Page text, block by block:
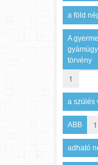
a föld
A
törvény
1
a szülés
ABB 1
adható